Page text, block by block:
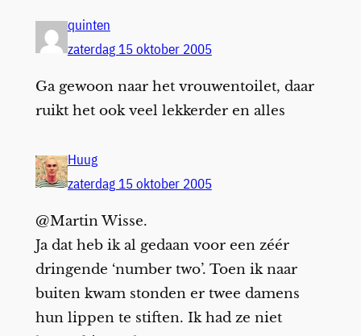
quinten
zaterdag 15 oktober 2005
Ga gewoon naar het vrouwentoilet, daar
ruikt het ook veel lekkerder en alles
Huug
zaterdag 15 oktober 2005
@Martin Wisse.
Ja dat heb ik al gedaan voor een zéér
dringende ‘number two’. Toen ik naar
buiten kwam stonden er twee damens
hun lippen te stiften. Ik had ze niet